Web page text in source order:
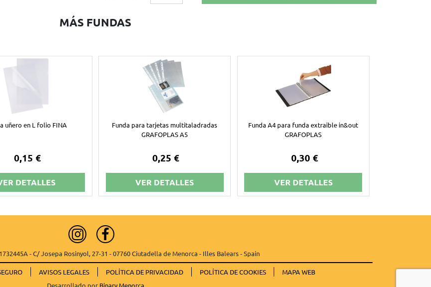
MÁS FUNDAS
uñero en L folio FINA
0,15 €
DETALLES
Funda para tarjetas multitaladradas
GRAFOPLAS A5
0,25 €
VER DETALLES
Funda A4 para funda extraible in&out
GRAFOPLAS
0,30 €
VER DETALLES
- C/ Josepa Rosinyol, 27-31 - 07760 Ciutadella de Menorca - Illes Balears - Spain
AVISOS LEGALES POLÍTICA DE PRIVACIDAD POLÍTICA DE COOKIES
MAPA WEB